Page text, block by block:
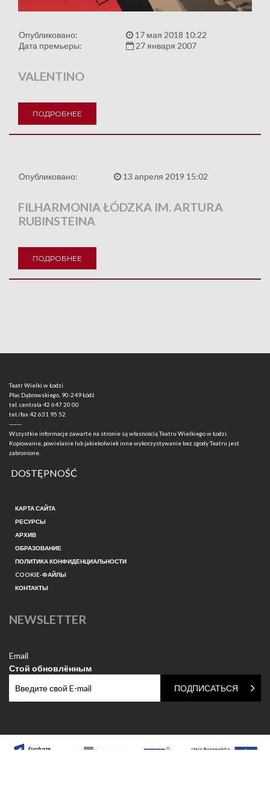
Опубликовано:
17 мая 2018 10:22
Дата премьеры:
27 января 2007
VALENTINO
ПОДРОБНЕЕ
Опубликовано: 13 апреля 2019 15:02
FILHARMONIA ŁÓDZKA IM. ARTURA
RUBINSTEINA
ПОДРОБНЕЕ
Teatr Wielki w Łodzi
Plac Dąbrowskiego, 90-249 Łódź
tel. centrala 42 647 20 00
tel./fax42 631 95 52
-------
Wszystkie informacje zawarte na stronie są własnością Teatru Wielkiego w Łodzi.
Kopiowanie, powielanie lub jakiekolwiek inne wykorzystywanie bez zgody Teatru jest
zabronione.
DOSTĘPNOŚĆ
КАРТА САЙТА
РЕСУРСЫ
АРХИВ
ОБРАЗОВАНИЕ
ПОЛИТИКА КОНФИДЕНЦИАЛЬНОСТИ
COOKIE-ФАЙЛЫ
КОНТАКТЫ
NEWSLETTER
Email
Стой обновлённым